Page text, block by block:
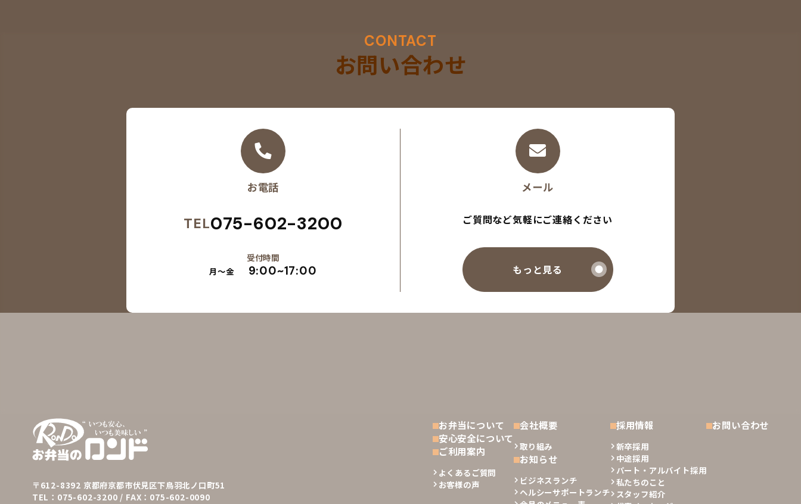
CONTACT
お問い合わせ
お電話
TEL075-602-3200
受付時間
月～金
9:00~17:00
メール
ご質問など気軽にご連絡ください
もっと見る
〒612-8392 京都府京都市伏見区下鳥羽北ノ口町51
TEL： 075-602-3200 / FAX：075-602-0090
お弁当について
安心安全について
ご利用案内
よくあるご質問
お客様の声
会社概要
取り組み
お知らせ
ビジネスランチ
ヘルシーサポートランチ
採用情報
新卒採用
中途採用
パート・アルバイト採用
私たちのこと
スタッフ紹介
お問い合わせ